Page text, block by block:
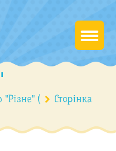
"Різне" (
Сторінка